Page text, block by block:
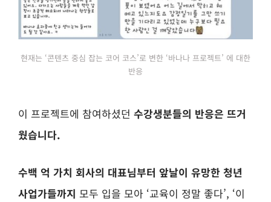
현재는 ‘콘텐츠 중심 잡는 코어 코스’로 변한 ‘바나나 프로젝트’ 에 대한
반응
이 프로젝트에 참여하셨던 수강생분들의 반응은 뜨거
웠습니다.
수백 억 가치 회사의 대표님부터 앞날이 유망한 청년
사업가들까지 모두 입을 모아 ‘교육이 정말 좋다’, ‘이